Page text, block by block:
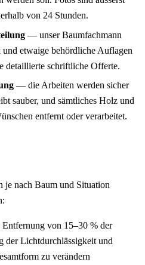
von 24 Stunden.
— unser Baumfachmann
etwaige behördliche Auflagen
detaillierte schriftliche Offerte.
— die Arbeiten werden sicher
sauber, und sämtliches Holz und
entfernt oder verarbeitet.
je nach Baum und Situation
Entfernung von 15–30 % der
der Lichtdurchlässigkeit und
zu verändern